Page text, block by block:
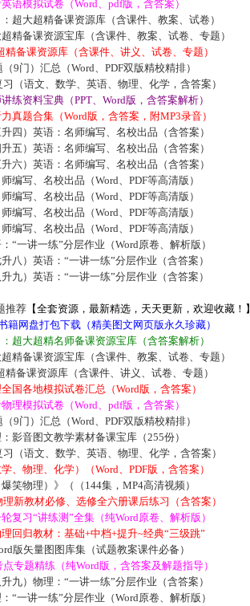
语模拟试卷（Word、pdf版，含答案）
超大超精备课资源库（含课件、教案、试卷）
精备课资源宝库（含课件、教案、试卷、专题）
备课资源库（含课件、讲义、试卷、专题）
9门）汇总（Word、PDF双版精校精排）
（语文、数学、英语、物理、化学，含答案）
练资料宝典（PPT、Word版，含答案解析）
真题合集（Word版，含答案，附MP3录音）
四）英语：名师编写、名校出品（含答案）
五）英语：名师编写、名校出品（含答案）
六）英语：名师编写、名校出品（含答案）
编写、名校出品（Word、PDF等高清版）
编写、名校出品（Word、PDF等高清版）
编写、名校出品（Word、PDF等高清版）
编写、名校出品（Word、PDF等高清版）
“一讲一练”分层作业（Word原卷、解析版）
八）英语：“一讲一练”分层作业（含答案）
九）英语：“一讲一练”分层作业（含答案）
推荐【全套资源，最新精选，天天更新，欢迎收藏！】
籍网盘打包下载（精美图文网页版永久珍藏）
超大超精名师备课资源宝库（含答案解析）
精备课资源宝库（含课件、教案、试卷、专题）
备课资源库（含课件、讲义、试卷、专题）
国各地模拟试卷汇总（Word版，含答案）
理模拟试卷（Word、pdf版，含答案）
9门）汇总（Word、PDF双版精校精排）
影音图文教学素材备课宝库（255份）
（语文、数学、英语、物理、化学，含答案）
、物理、化学）（Word、PDF版，含答案）
笑物理）》（（144集，MP4高清视频）
新教材必修、选修全六册课后练习（含答案）
复习“讲练测”全集（纯Word原卷、解析版）
回归教材：基础+中档+提升~经典“三级跳”
版矢量图图库集（试题教案课件必备）
专题精练（纯Word版，含答案及解题指导）
九）物理：“一讲一练”分层作业（含答案）
“一讲一练”分层作业（Word原卷、解析版）